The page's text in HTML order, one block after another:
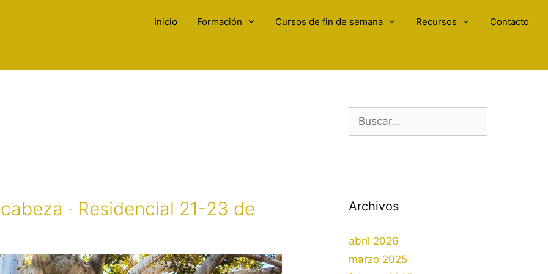
Inicio Formación Cursos de fin de semana Recursos Contacto
· Residencial 21-23 de
Buscar:
Archivos
abril 2026
marzo 2025